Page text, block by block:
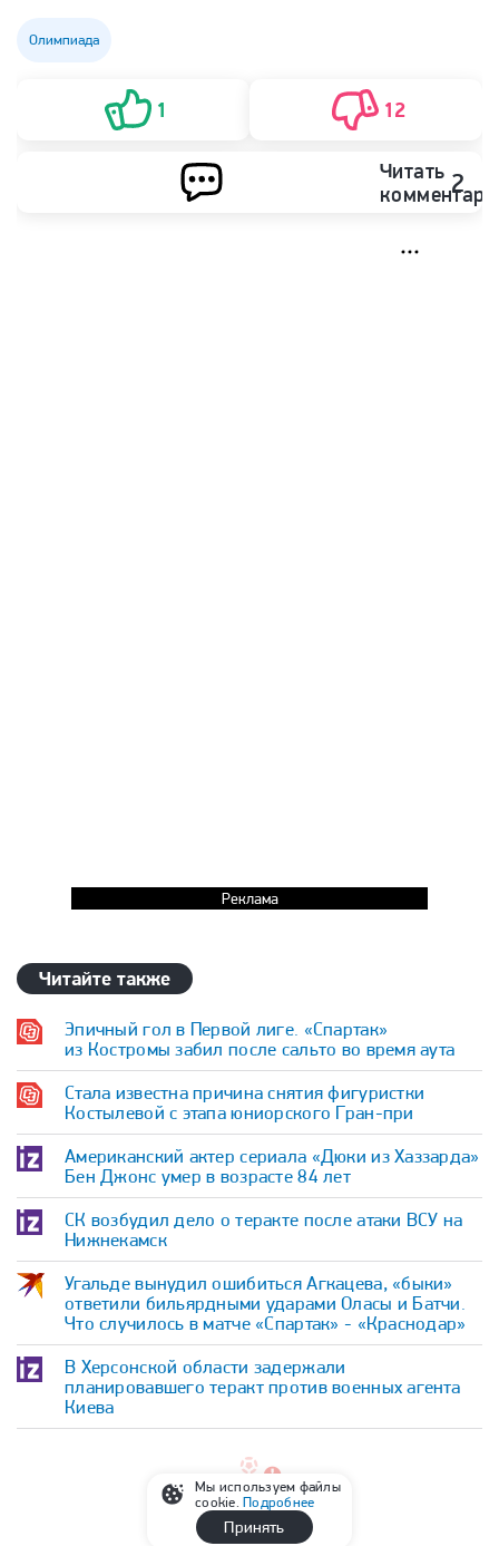
Олимпиада
1 12
Читать 2
Реклама
Читайте также
Эпичный гол в Первой лиге. «Спартак»
из Костромы забил после сальто во время аута
Стала известна причина снятия фигуристки
Костылевой с этапа юниорского Гран-при
Американский актер сериала «Дюки из Хаззарда»
Бен Джонс умер в возрасте 84 лет
СК возбудил дело о теракте после атаки ВСУ на
Нижнекамск
Угальде вынудил ошибиться Агкацева, «быки»
ответили бильярдными ударами Оласы и Батчи.
Что случилось в матче «Спартак» - «Краснодар»
В Херсонской области задержали
планировавшего теракт против военных агента
Киева
Мы используем файлы
cookie.Подробнее
Принять